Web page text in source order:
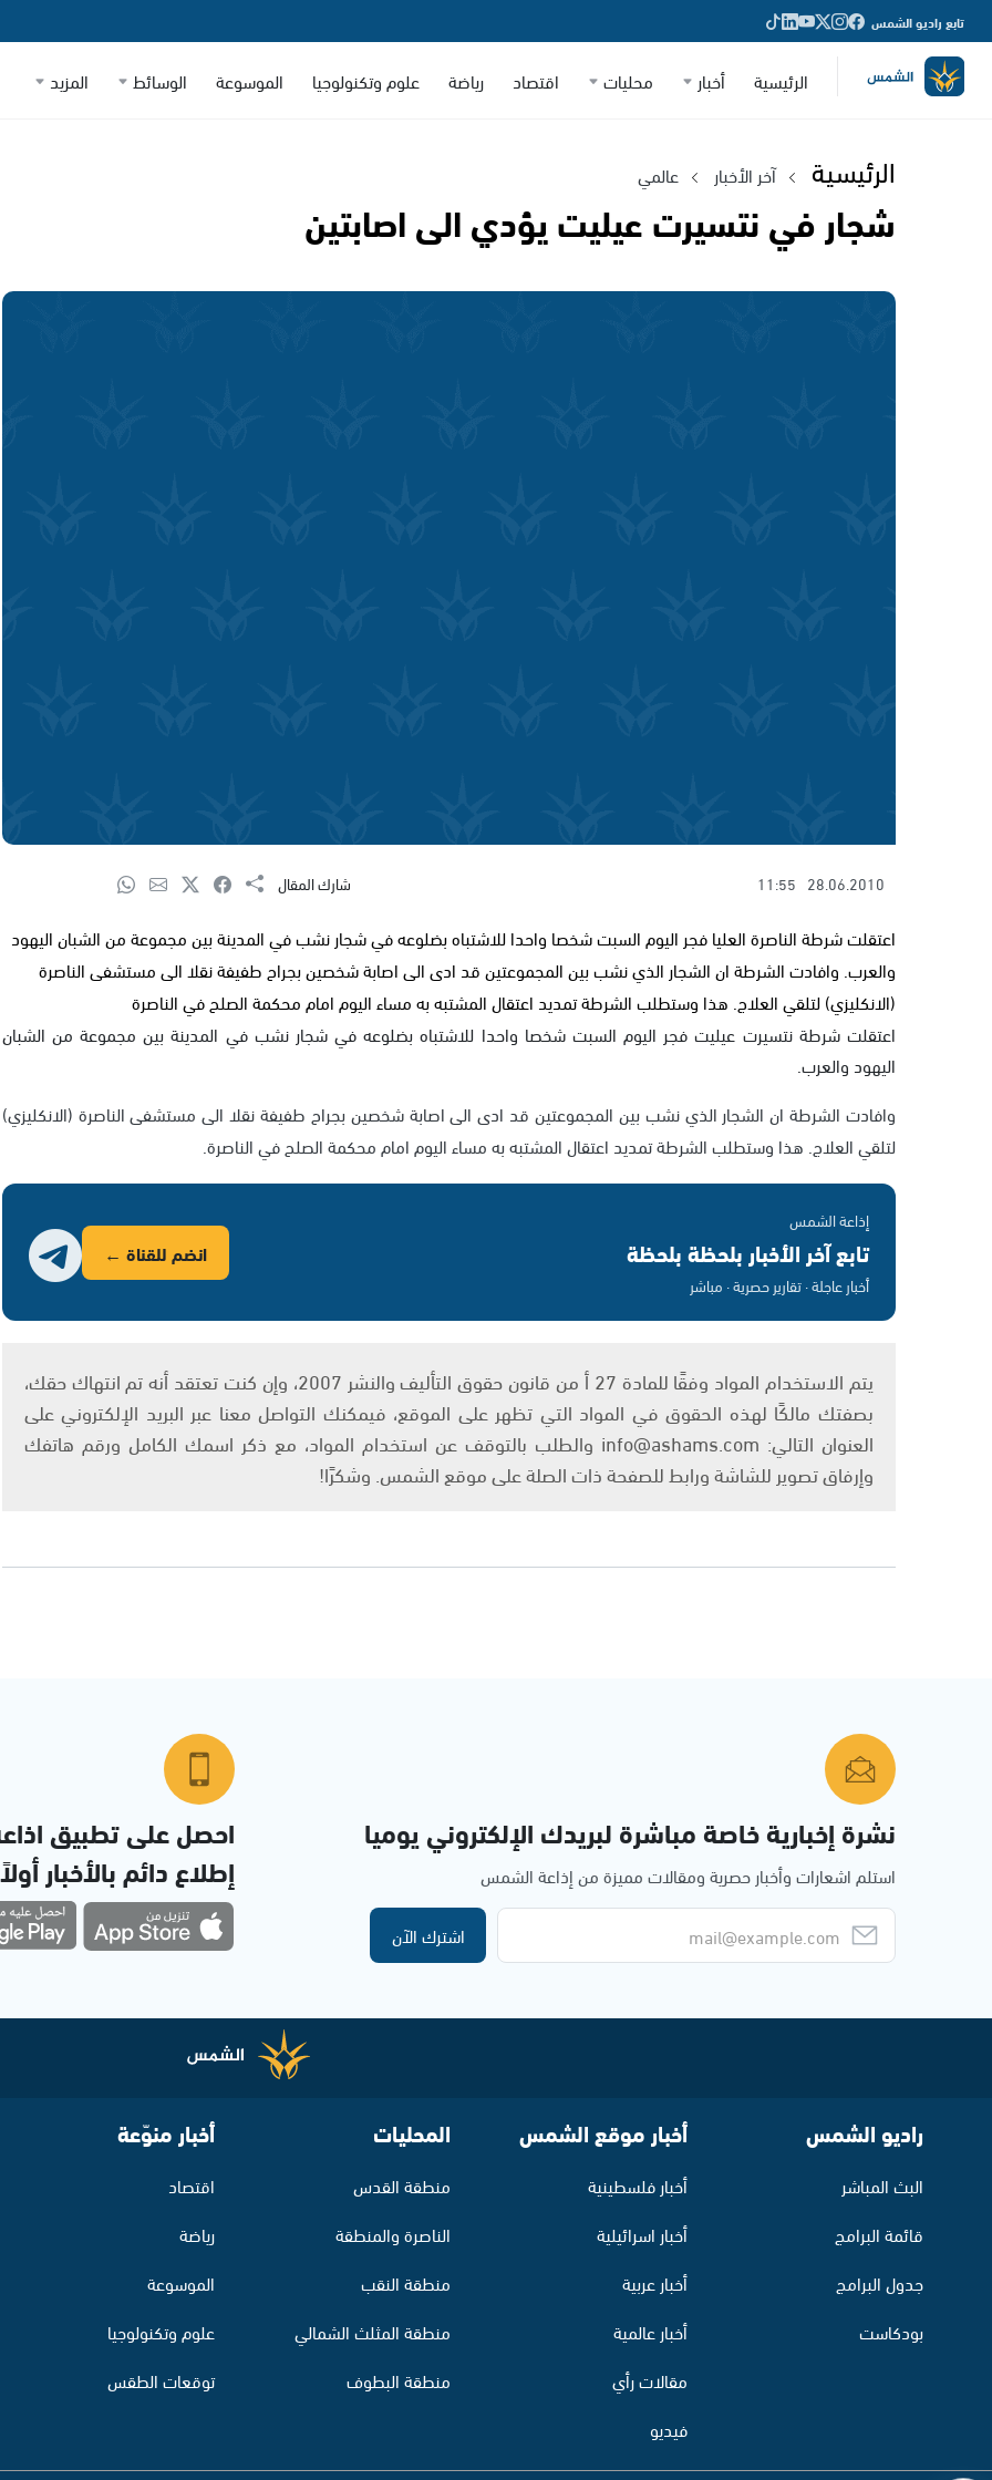
تابع راديو الشمس
الرئيسية أخبار محليات اقتصاد رياضة علوم وتكنولوجيا الموسوعة الوسائط المزيد
الرئيسية آخر الأخبار عالمي
شجار في نتسيرت عيليت يؤدي الى اصابتين
28.06.2010
11:55 شارك المقال
اعتقلت شرطة الناصرة العليا فجر اليوم السبت شخصا واحدا للاشتباه بضلوعه في شجار نشب في المدينة بين مجموعة من الشبان اليهود
والعرب. وافادت الشرطة ان الشجار الذي نشب بين المجموعتين قد ادى الى اصابة شخصين بجراح طفيفة نقلا الى مستشفى الناصرة
(الانكليزي) لتلقي العلاج. هذا وستطلب الشرطة تمديد اعتقال المشتبه به مساء اليوم امام محكمة الصلح في الناصرة
اعتقلت شرطة نتسيرت عيليت فجر اليوم السبت شخصا واحدا للاشتباه بضلوعه في شجار نشب في المدينة بين مجموعة من الشبان
اليهود والعرب.
وافادت الشرطة ان الشجار الذي نشب بين المجموعتين قد ادى الى اصابة شخصين بجراح طفيفة نقلا الى مستشفى الناصرة (الانكليزي)
لتلقي العلاج. هذا وستطلب الشرطة تمديد اعتقال المشتبه به مساء اليوم امام محكمة الصلح في الناصرة.
إذاعة الشمس
تابع آخر الأخبار بلحظة بلحظة
أخبار عاجلة · تقارير حصرية · مباشر
انضم للقناة ←
يتم الاستخدام المواد وفقًا للمادة 27 أ من قانون حقوق التأليف والنشر 2007، وإن كنت تعتقد أنه تم انتهاك حقك،
بصفتك مالكًا لهذه الحقوق في المواد التي تظهر على الموقع، فيمكنك التواصل معنا عبر البريد الإلكتروني على
العنوان التالي: info@ashams.com والطلب بالتوقف عن استخدام المواد، مع ذكر اسمك الكامل ورقم هاتفك
وإرفاق تصوير للشاشة ورابط للصفحة ذات الصلة على موقع الشمس. وشكرًا!
نشرة إخبارية خاصة مباشرة لبريدك الإلكتروني يوميا
استلم اشعارات وأخبار حصرية ومقالات مميزة من إذاعة الشمس
اشترك الآن
احصل على تطبيق
إطلاع دائم بالأخبار
راديو الشمس
البث المباشر
قائمة البرامج
جدول البرامج
بودكاست
أخبار موقع الشمس
أخبار فلسطينية
أخبار اسرائيلية
أخبار عربية
أخبار عالمية
مقالات رأي
فيديو
المحليات
منطقة القدس
الناصرة والمنطقة
منطقة النقب
منطقة المثلث الشمالي
منطقة البطوف
أخبار منوّعة
اقتصاد
رياضة
الموسوعة
علوم وتكنولوجيا
توقعات الطقس